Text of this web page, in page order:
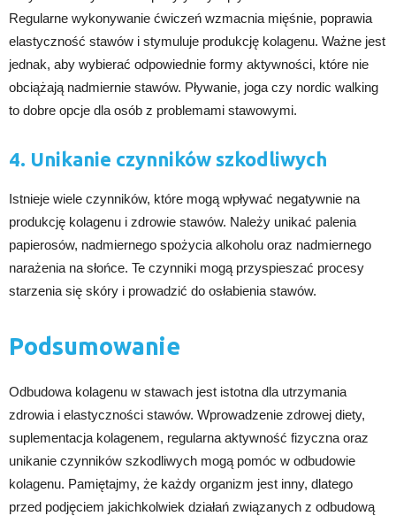
Regularne wykonywanie ćwiczeń wzmacnia mięśnie, poprawia
elastyczność stawów i stymuluje produkcję kolagenu. Ważne jest
jednak, aby wybierać odpowiednie formy aktywności, które nie
obciążają nadmiernie stawów. Pływanie, joga czy nordic walking
to dobre opcje dla osób z problemami stawowymi.
4. Unikanie czynników szkodliwych
Istnieje wiele czynników, które mogą wpływać negatywnie na
produkcję kolagenu i zdrowie stawów. Należy unikać palenia
papierosów, nadmiernego spożycia alkoholu oraz nadmiernego
narażenia na słońce. Te czynniki mogą przyspieszać procesy
starzenia się skóry i prowadzić do osłabienia stawów.
Podsumowanie
Odbudowa kolagenu w stawach jest istotna dla utrzymania
zdrowia i elastyczności stawów. Wprowadzenie zdrowej diety,
suplementacja kolagenem, regularna aktywność fizyczna oraz
unikanie czynników szkodliwych mogą pomóc w odbudowie
kolagenu. Pamiętajmy, że każdy organizm jest inny, dlatego
przed podjęciem jakichkolwiek działań związanych z odbudową